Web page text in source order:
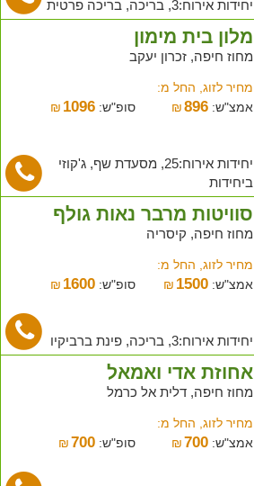
יחידות אירוח:3, בריכה, בריכה פרטית
מלון בית מימון
מחוז חיפה, זכרון יעקב
מחיר לזוג, החל מ:
אמצ"ש:
₪896 סופ"ש: ₪ 1096
יחידות אירוח:25, מסעדת שף, ג'קוזי
ביחידות
סוויטות מרבר נאות גולף
מחוז חיפה, קיסריה
מחיר לזוג, החל מ:
אמצ"ש:
₪ 1500 סופ"ש: ₪ 1600
יחידות אירוח:3, בריכה, פינת ברביקיו
אחוזת אדי ואמאל
מחוז חיפה, דלית אל כרמל
מחיר לזוג, החל מ:
אמצ"ש:
₪700 סופ"ש: ₪ 700